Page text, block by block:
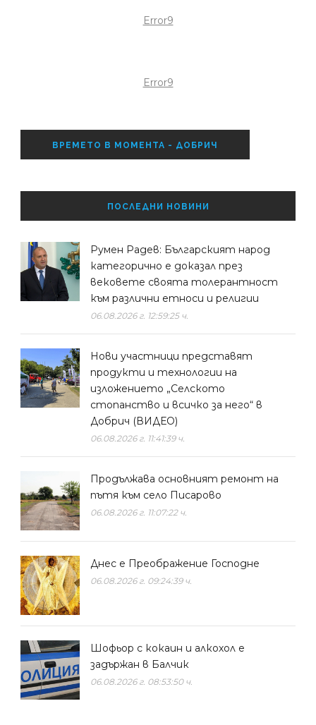
Error9
Error9
ВРЕМЕТО В МОМЕНТА - ДОБРИЧ
ПОСЛЕДНИ НОВИНИ
Румен Радев: Българският народ
категорично е доказал през
вековете своята толерантност
към различни етноси и религии
06.08.2026 г. 12:59:25 ч.
Нови участници представят
продукти и технологии на
изложението „Селското
стопанство и всичко за него“ в
Добрич (ВИДЕО)
06.08.2026 г. 11:41:39 ч.
Продължава основният ремонт на
пътя към село Писарово
06.08.2026 г. 11:07:22 ч.
Днес е Преображение Господне
06.08.2026 г. 09:24:39 ч.
Шофьор с кокаин и алкохол е
задържан в Балчик
06.08.2026 г. 08:53:50 ч.